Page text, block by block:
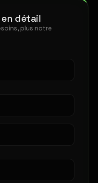
détail
plus notre